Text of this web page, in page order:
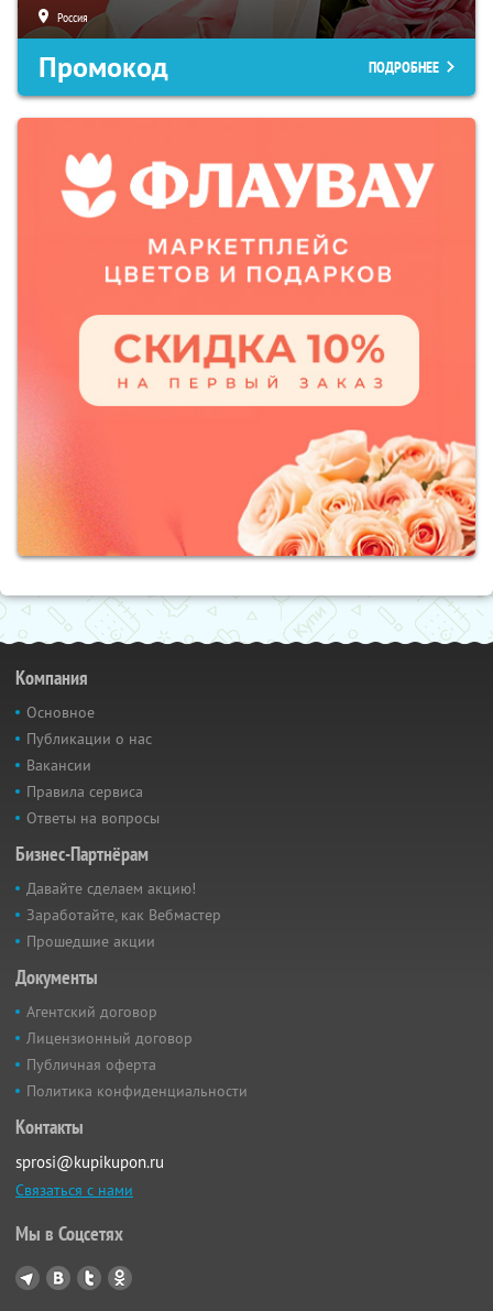
Россия
Промокод ПОДРОБНЕЕ
Компания
Основное
Публикации о нас
Вакансии
Правила сервиса
Ответы на вопросы
Бизнес-Партнёрам
Давайте сделаем акцию!
Заработайте, как Вебмастер
Прошедшие акции
Документы
Агентский договор
Лицензионный договор
Публичная оферта
Политика конфиденциальности
Контакты
sprosi@kupikupon.ru
Связаться с нами
Мы в Соцсетях